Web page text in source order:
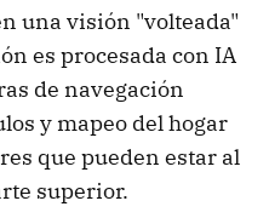
una visión "volteada"
es procesada con IA
de navegación
y mapeo del hogar
que pueden estar al
superior.